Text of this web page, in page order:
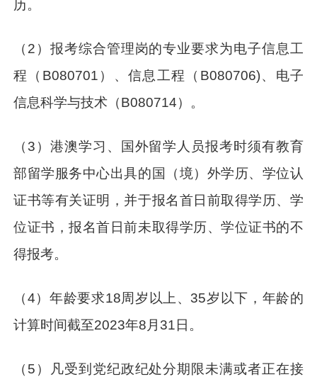
历。
（2）报考综合管理岗的专业要求为电子信息工
程（B080701）、信息工程（B080706)、电子
信息科学与技术（B080714）。
（3）港澳学习、国外留学人员报考时须有教育
部留学服务中心出具的国（境）外学历、学位认
证书等有关证明，并于报名首日前取得学历、学
位证书，报名首日前未取得学历、学位证书的不
得报考。
（4）年龄要求18周岁以上、35岁以下，年龄的
计算时间截至2023年8月31日。
（5）凡受到党纪政纪处分期限未满或者正在接